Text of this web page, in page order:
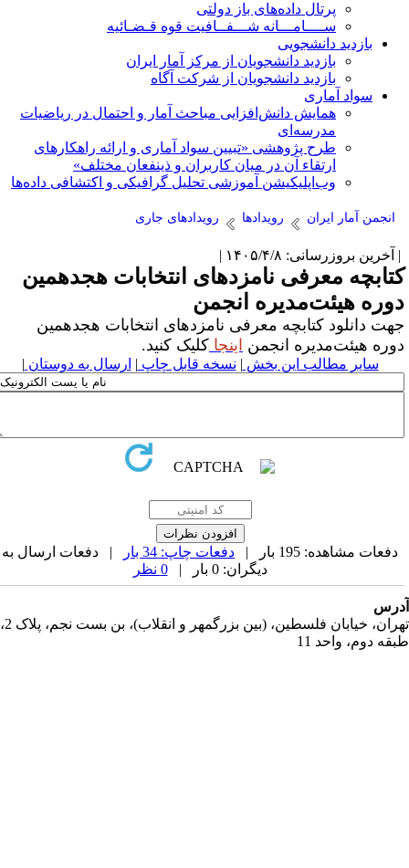
پرتال داده‌های باز دولتی
ســــامـــانه شـــفــافیت قوه قـضـائیه
بازدید دانشجویی
بازدید دانشجویان از مرکز آمار ایران
بازدید دانشجویان از شرکت آگاه
سواد آماری
همایش دانش‌افزایی مباحث آمار و احتمال در ریاضیات
مدرسه‌ای
طرح پژوهشی «تبیین سواد آماری و ارائه راهکارهای
ارتقاء آن در میان کاربران و ذینفعان مختلف»
وب‌اپلیکیشن آموزشی تحلیل گرافیکی و اکتشافی داده‌ها
انجمن آمار ایران رویدادها رویدادهای جاری
بروزرسانی: ۱۴۰۵/۴/۸ |
معرفی نامزدهای انتخابات هجدهمین
هیئت‌مدیره انجمن
دانلود کتابچه معرفی نامزدهای انتخابات هجدهمین
هیئت‌مدیره انجمناینجاکلیک کنید.
سایر مطالب این بخش | نسخه قابل چاپ| ارسال به دوستان|
دفعات مشاهده: 195 بار | دفعات چاپ: 34 بار
| دفعات ارسال به
دیگران: 0 بار |
تهران، خیابان فلسطین، (بین بزرگمهر و انقلاب)، بن بست نجم، پلاک 2،
دوم، واحد 11